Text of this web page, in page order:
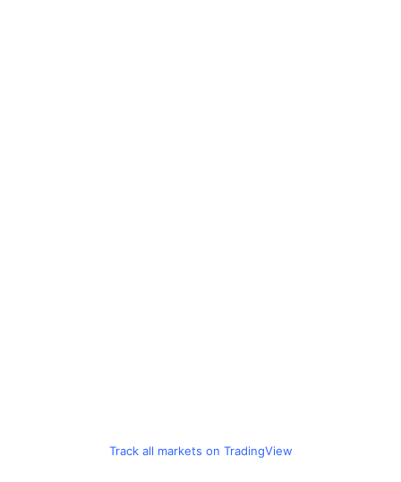
Track all markets on TradingView